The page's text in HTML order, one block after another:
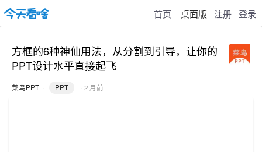
首页 桌面版 注册 登录
方框的6种神仙用法，从分割到引导，让你的
PPT设计水平直接起飞
菜鸟PPT · PPT · 2 月前